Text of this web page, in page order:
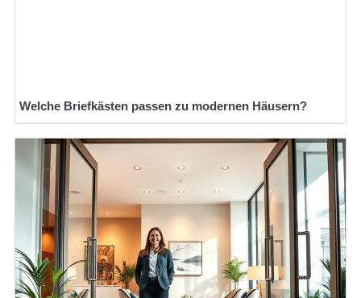
Welche Briefkästen passen zu modernen Häusern?